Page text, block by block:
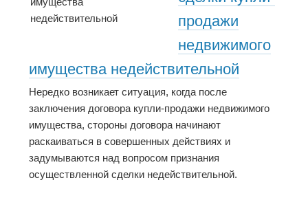
продажи
недвижимого
имущества недействительной
Нередко возникает ситуация, когда после
заключения договора купли-продажи недвижимого
имущества, стороны договора начинают
раскаиваться в совершенных действиях и
задумываются над вопросом признания
осуществленной сделки недействительной.